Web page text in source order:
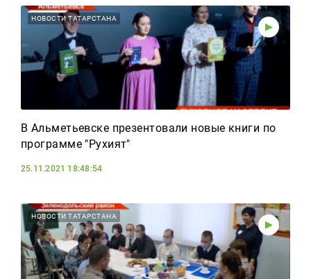
НОВОСТИ ТАТАРСТАНА
В Альметьевске презентовали новые книги по
программе "Рухият"
25.11.2021 18:48:54
НОВОСТИ ТАТАРСТАНА